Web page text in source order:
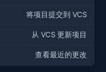
将项目提交到 VCS
从 VCS 更新项目
查看最近的更改